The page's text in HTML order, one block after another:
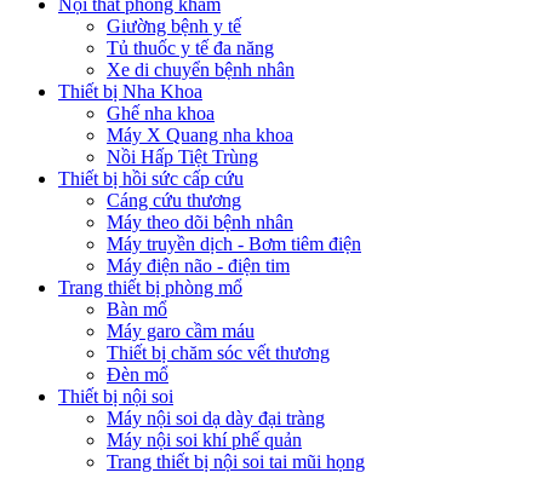
Giường bệnh y tế
Tủ thuốc y tế đa năng
Xe di chuyển bệnh nhân
Thiết bị Nha Khoa
Ghế nha khoa
Máy X Quang nha khoa
Nồi Hấp Tiệt Trùng
Thiết bị hồi sức cấp cứu
Cáng cứu thương
Máy theo dõi bệnh nhân
Máy truyền dịch - Bơm tiêm điện
Máy điện não - điện tim
Trang thiết bị phòng mổ
Bàn mổ
Máy garo cầm máu
Thiết bị chăm sóc vết thương
Đèn mổ
Thiết bị nội soi
Máy nội soi dạ dày đại tràng
Máy nội soi khí phế quản
Trang thiết bị nội soi tai mũi họng